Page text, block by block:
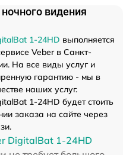
видения
1-24HD выполняется
Veber в Санкт-
На все виды услуг и
гарантию - мы в
наших услуг.
1-24HD будет стоить
заказа на сайте через
DigitalBat 1-24HD